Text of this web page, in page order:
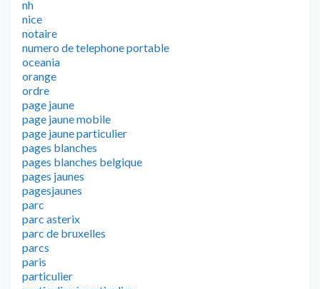
nh
nice
notaire
numero de telephone portable
oceania
orange
ordre
page jaune
page jaune mobile
page jaune particulier
pages blanches
pages blanches belgique
pages jaunes
pagesjaunes
parc
parc asterix
parc de bruxelles
parcs
paris
particulier